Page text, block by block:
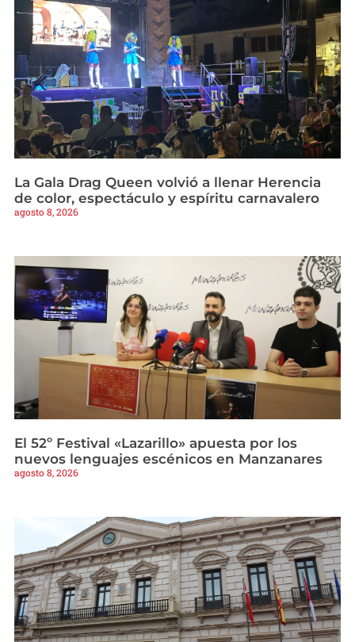
La Gala Drag Queen volvió a llenar Herencia
de color, espectáculo y espíritu carnavalero
agosto 8, 2026
El 52º Festival «Lazarillo» apuesta por los
nuevos lenguajes escénicos en Manzanares
agosto 8, 2026